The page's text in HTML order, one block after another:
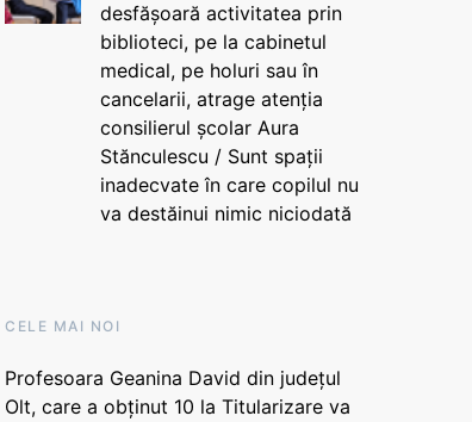
desfășoară activitatea prin
biblioteci, pe la cabinetul
medical, pe holuri sau în
cancelarii, atrage atenția
consilierul școlar Aura
Stănculescu / Sunt spații
inadecvate în care copilul nu
va destăinui nimic niciodată
CELE MAI NOI
Profesoara Geanina David din județul
Olt, care a obținut 10 la Titularizare va